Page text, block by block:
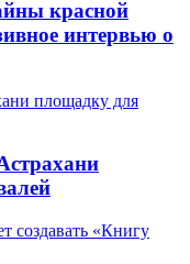
красной
интервью о